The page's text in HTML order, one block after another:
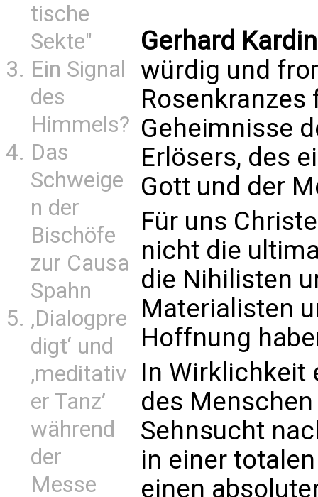
tische
Sekte"
Ein Signal
des
Himmels?
Das
Schweige
n der
Bischöfe
zur Causa
Spahn
‚Dialogpre
digt‘ und
‚meditativ
er Tanz’
während
der
Messe
Gerhard
würdig und
Geheimnisse
Erlösers, des
Gott und der
Für uns
nicht die
die Nihilisten
Materialisten
Hoffnung
In Wirklichkeit
des
Sehnsucht
in einer
einen